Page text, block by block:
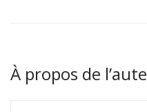
À propos de